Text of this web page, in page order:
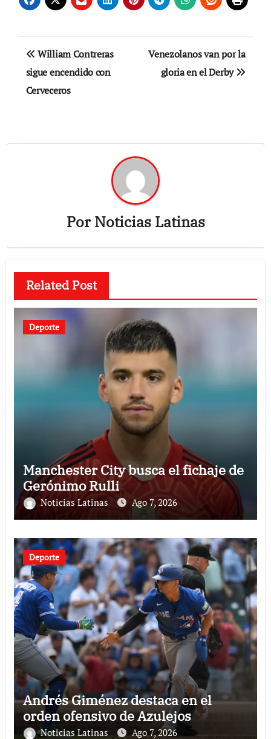
Navegación
de
entradas
William Contreras
sigue encendido con
Cerveceros
Venezolanos van por la
gloria en el Derby
PorNoticias Latinas
Related Post
Deporte
Manchester City busca el fichaje de
Gerónimo Rulli
Noticias Latinas Ago 7, 2026
Deporte
Andrés Giménez destaca en el
orden ofensivo de Azulejos
Noticias Latinas Ago 7, 2026